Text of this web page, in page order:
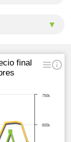
final
600k
750k